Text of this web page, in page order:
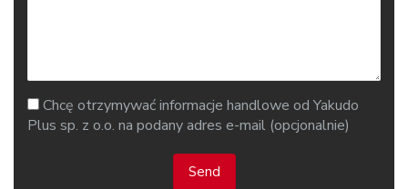
Chcę otrzymywać informacje handlowe od Yakudo
Plus sp. z o.o. na podany adres e-mail (opcjonalnie)
Send